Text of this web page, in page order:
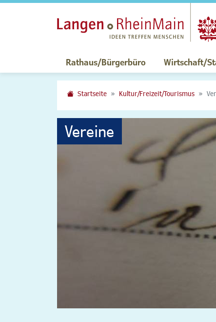
Rathaus/Bürgerbüro Wirtschaft/
Startseite Kultur/Freizeit/Tourismus
Vereine